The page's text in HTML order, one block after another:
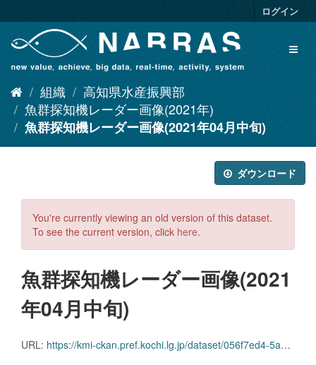
キ
ログイン
組織
高知県水産振興部
魚群探知機レーダー画像(2021年)
魚群探知機レーダー画像(2021年04月中旬)
ダウンロード
You're currently viewing an old version of this dataset.
To see the current version, click here.
魚群探知機レーダー画像(2021
年04月中旬)
URL: https://kmi-ckan.pref.kochi.lg.jp/dataset/056f7ed4-5a07-486a-8b65-ec28e5eeb0b5/resource/31fb1c28-800a-456b-b9f8-c9c8c1ea1142/download/gyoguntanchikireedaagazou2021nen04-chuujun.zip